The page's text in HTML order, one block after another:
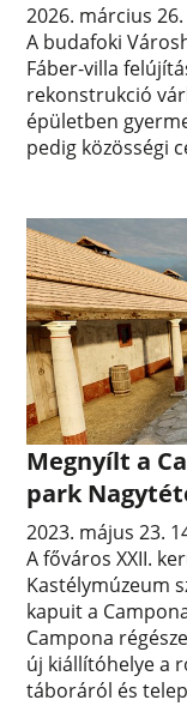
2026. március
A budafoki
Fáber-villa
rekonstrukció
épületben
pedig közösségi
Megnyílt a
park
2023. május 23.
A főváros XXII.
Kastélymúzeum
kapuit a
Campona
új kiállítóhelye a
táboráról és